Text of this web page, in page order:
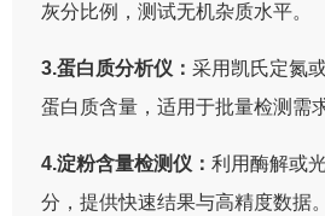
灰分比例，测试无机杂质水平。
3.蛋白质分析仪：采用凯氏定氮
蛋白质含量，适用于批量检测需
4.淀粉含量检测仪：利用酶解或
分，提供快速结果与高精度数据。